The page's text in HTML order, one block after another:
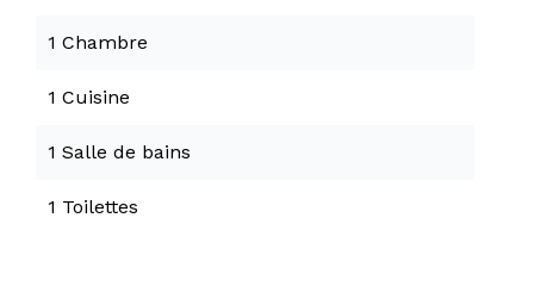
1 Chambre
1 Cuisine
1 Salle de bains
1 Toilettes